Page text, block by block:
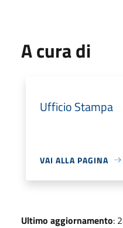
A cura di
Ufficio Stampa
VAI ALLA PAGINA
Ultimo aggiornamento: